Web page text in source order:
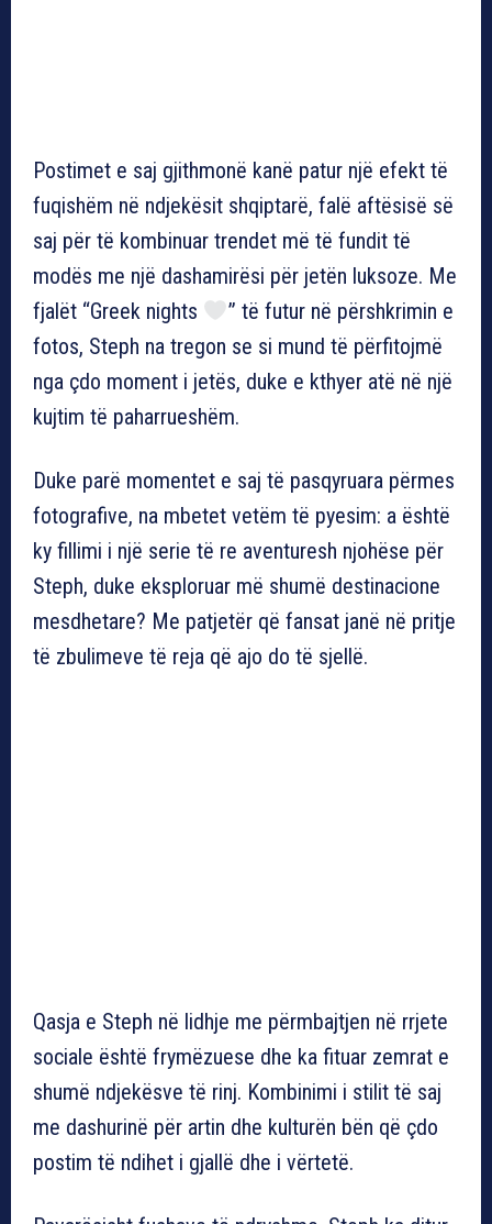
Postimet e saj gjithmonë kanë patur një efekt të
fuqishëm në ndjekësit shqiptarë, falë aftësisë së
saj për të kombinuar trendet më të fundit të
modës me një dashamirësi për jetën luksoze. Me
fjalët “Greek nights
” të futur në përshkrimin e
fotos, Steph na tregon se si mund të përfitojmë
nga çdo moment i jetës, duke e kthyer atë në një
kujtim të paharrueshëm.
Duke parë momentet e saj të pasqyruara përmes
fotografive, na mbetet vetëm të pyesim: a është
ky fillimi i një serie të re aventuresh njohëse për
Steph, duke eksploruar më shumë destinacione
mesdhetare? Me patjetër që fansat janë në pritje
të zbulimeve të reja që ajo do të sjellë.
Qasja e Steph në lidhje me përmbajtjen në rrjete
sociale është frymëzuese dhe ka fituar zemrat e
shumë ndjekësve të rinj. Kombinimi i stilit të saj
me dashurinë për artin dhe kulturën bën që çdo
postim të ndihet i gjallë dhe i vërtetë.